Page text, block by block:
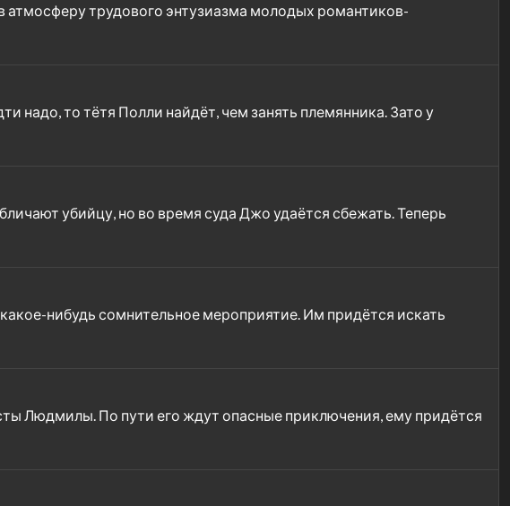
атмосферу трудового энтузиазма молодых романтиков-
надо, то тётя Полли найдёт, чем занять племянника. Зато у
убийцу, но во время суда Джо удаётся сбежать. Теперь
нибудь сомнительное мероприятие. Им придётся искать
Людмилы. По пути его ждут опасные приключения, ему придётся